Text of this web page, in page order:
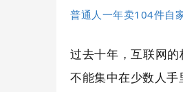
普通人一年卖104件自
过去十年，互联网
不能集中在少数人手